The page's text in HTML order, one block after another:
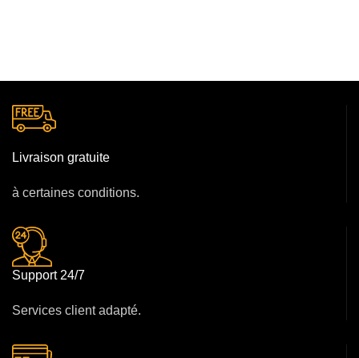
Livraison gratuite
à certaines conditions.
Support 24/7
Services client adapté.